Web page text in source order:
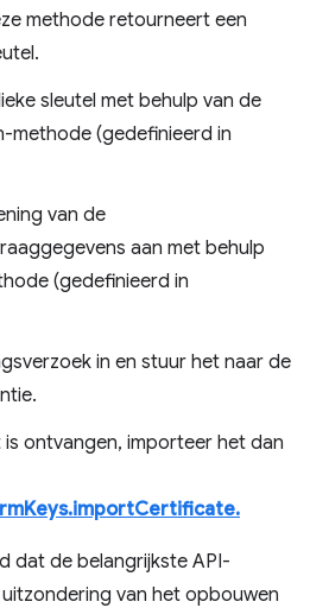
methode retourneert een
sleutel met behulp van de
methode (gedefinieerd in
van de
aan met behulp
(gedefinieerd in
in en stuur het naar de
ontvangen, importeer het dan
dat de belangrijkste API-
van het opbouwen